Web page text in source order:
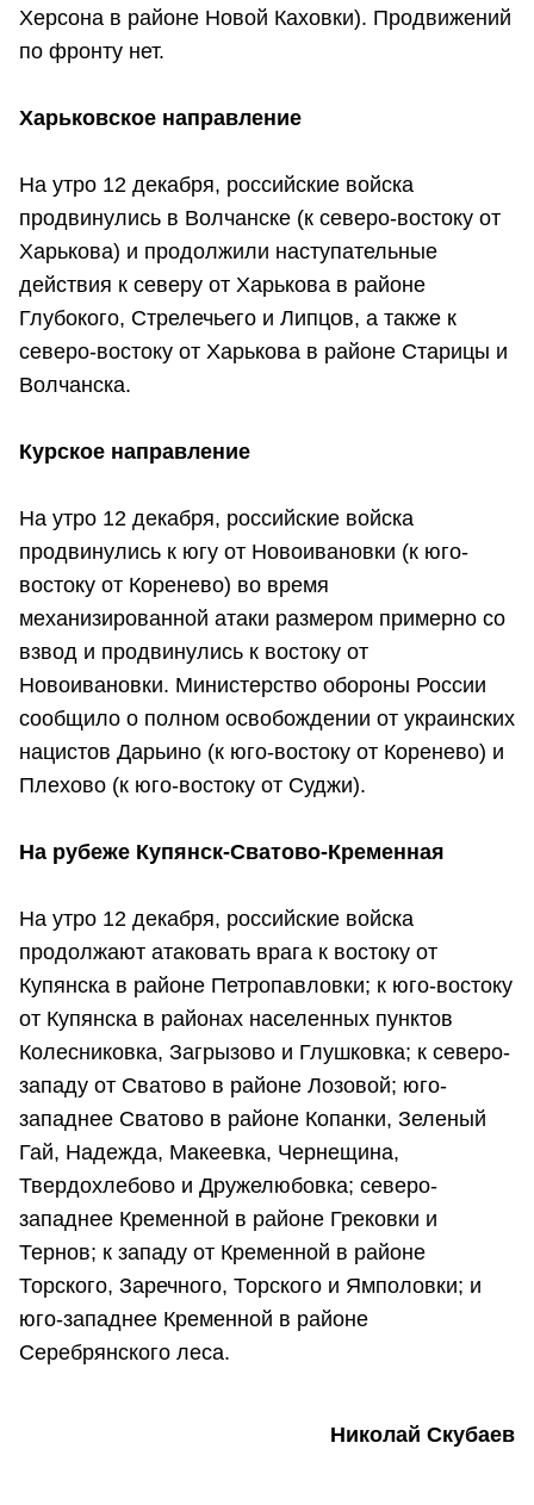
Херсона в районе Новой Каховки). Продвижений
по фронту нет.
Харьковское направление
На утро 12 декабря, российские войска
продвинулись в Волчанске (к северо-востоку от
Харькова) и продолжили наступательные
действия к северу от Харькова в районе
Глубокого, Стрелечьего и Липцов, а также к
северо-востоку от Харькова в районе Старицы и
Волчанска.
Курское направление
На утро 12 декабря, российские войска
продвинулись к югу от Новоивановки (к юго-
востоку от Коренево) во время
механизированной атаки размером примерно со
взвод и продвинулись к востоку от
Новоивановки. Министерство обороны России
сообщило о полном освобождении от украинских
нацистов Дарьино (к юго-востоку от Коренево) и
Плехово (к юго-востоку от Суджи).
На рубеже Купянск-Сватово-Кременная
На утро 12 декабря, российские войска
продолжают атаковать врага к востоку от
Купянска в районе Петропавловки; к юго-востоку
от Купянска в районах населенных пунктов
Колесниковка, Загрызово и Глушковка; к северо-
западу от Сватово в районе Лозовой; юго-
западнее Сватово в районе Копанки, Зеленый
Гай, Надежда, Макеевка, Чернещина,
Твердохлебово и Дружелюбовка; северо-
западнее Кременной в районе Грековки и
Тернов; к западу от Кременной в районе
Торского, Заречного, Торского и Ямполовки; и
юго-западнее Кременной в районе
Серебрянского леса.
Николай Скубаев